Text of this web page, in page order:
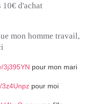
10€ d'achat
mon homme travail,
3j395YN pour mon mari
3z4Unpzpour moi